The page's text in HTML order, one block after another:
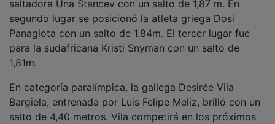
saltadora Una Stancev con un salto de 1,87 m. En
segundo lugar se posicionó la atleta griega Dosi
Panagiota con un salto de 1.84m. El tercer lugar fue
para la sudafricana Kristi Snyman con un salto de
1,81m.
En categoría paralímpica, la gallega Desirée Vila
Bargiela, entrenada por Luis Felipe Meliz, brilló con un
salto de 4,40 metros. Vila competirá en los próximos